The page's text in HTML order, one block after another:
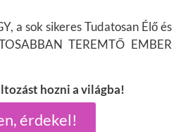
érdekel!
a sok sikeres Tudatosan Élő és
TEREMTŐ EMBER
hozni a világba!